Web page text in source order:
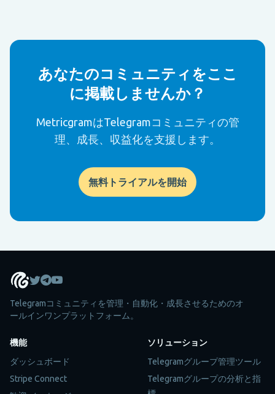
あなたのコミュニティをここ
に掲載しませんか？
MetricgramはTelegramコミュニティの管
理、成長、収益化を支援します。
無料トライアルを開始
Telegramコミュニティを管理・自動化・成長させるためのオ
ールインワンプラットフォーム。
機能
ダッシュボード
Stripe Connect
ソリューション
Telegramグループ管理ツール
Telegramグループの分析と指